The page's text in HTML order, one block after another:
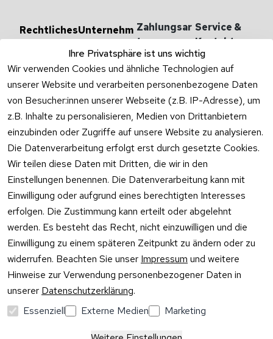
Ihre Privatsphäre ist uns wichtig
Wir verwenden Cookies und ähnliche Technologien auf
unserer Website und verarbeiten personenbezogene Daten
von Besucher:innen unserer Webseite (z.B. IP-Adresse), um
z.B. Inhalte zu personalisieren, Medien von Drittanbietern
einzubinden oder Zugriffe auf unsere Website zu analysieren.
Die Datenverarbeitung erfolgt erst durch gesetzte Cookies.
Wir teilen diese Daten mit Dritten, die wir in den
Einstellungen benennen. Die Datenverarbeitung kann mit
Einwilligung oder aufgrund eines berechtigten Interesses
erfolgen. Die Zustimmung kann erteilt oder abgelehnt
werden. Es besteht das Recht, nicht einzuwilligen und die
Einwilligung zu einem späteren Zeitpunkt zu ändern oder zu
widerrufen. Beachten Sie unser Impressum und weitere
Hinweise zur Verwendung personenbezogener Daten in
unserer Datenschutzerklärung.
Essenziell
Externe Medien Marketing
Rechtliches
Impressum
Datenschutzer
klärung
Widerrufsrecht
Vertrag
widerrufen
Unternehm
en
Versandarten
& -kosten
Ab- und
Überlaufgarnit
uren
Zahlungsar
ten
Versandpar
tner
Service &
Kontakt
Haben
Rufen Sie
oder
Sie per
Mo –
Do:
10:00
–
Uhr
Fr: